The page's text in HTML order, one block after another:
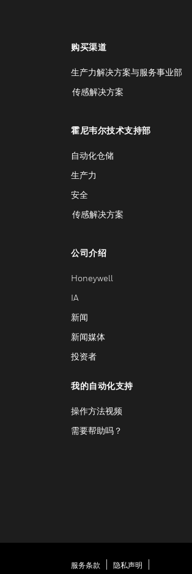
购买渠道
生产力解决方案与服务事业部
传感解决方案
霍尼韦尔技术支持部
自动化仓储
生产力
安全
传感解决方案
公司介绍
Honeywell
IA
新闻
新闻媒体
投资者
我的自动化支持
操作方法视频
需要帮助吗？
服务条款
隐私声明